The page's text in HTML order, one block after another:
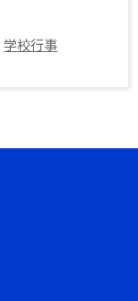
学校行事